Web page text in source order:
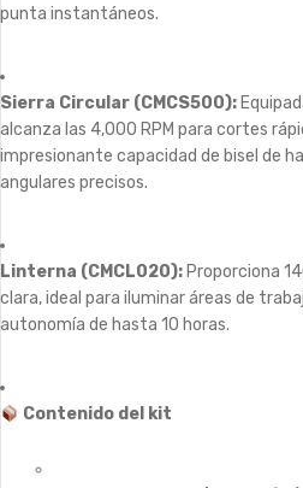
punta instantáneos.
Sierra Circular (CMCS500):
alcanza las 4,000 RPM para cortes
impresionante capacidad de bisel de
angulares precisos.
Linterna (CMCL020): Proporciona
clara, ideal para iluminar áreas de
autonomía de hasta 10 horas.
Contenido del kit